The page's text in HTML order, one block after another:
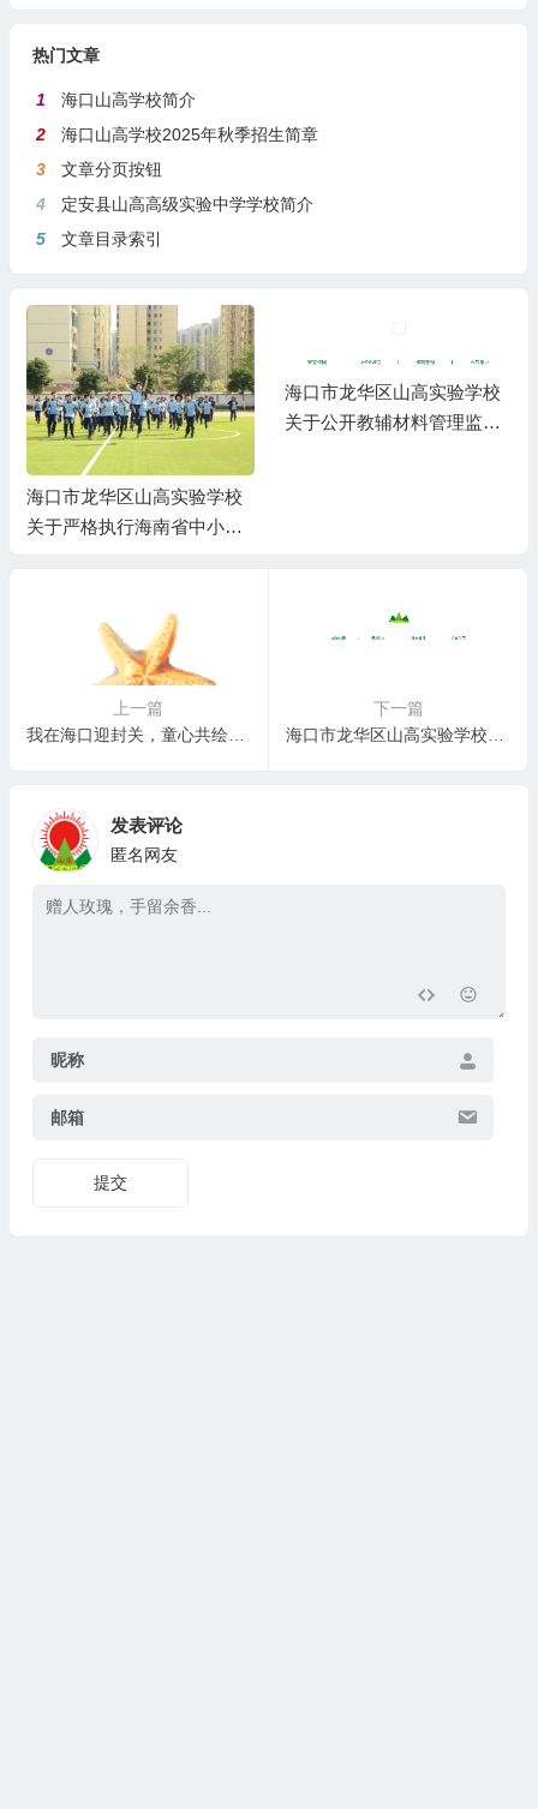
热门文章
1
海口山高学校简介
2
海口山高学校2025年秋季招生简章
3
文章分页按钮
4
定安县山高高级实验中学学校简介
5
文章目录索引
海口市龙华区山高实验学校
关于严格执行海南省中小学
海口市龙华区山高实验学校
关于公开教辅材料管理监督
上一篇
我在海口迎封关，童心共绘自贸港
下一篇
发表评论
匿名网友
昵称
邮箱
提交